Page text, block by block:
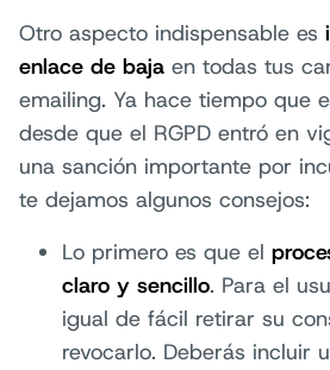
Otro aspecto indispensable es
enlace de baja en todas tus
emailing. Ya hace tiempo que
desde que el RGPD entró en
una sanción importante por
te dejamos algunos consejos:
Lo primero es que el
claro y sencillo. Para el
igual de fácil retirar su
revocarlo. Deberás incluir